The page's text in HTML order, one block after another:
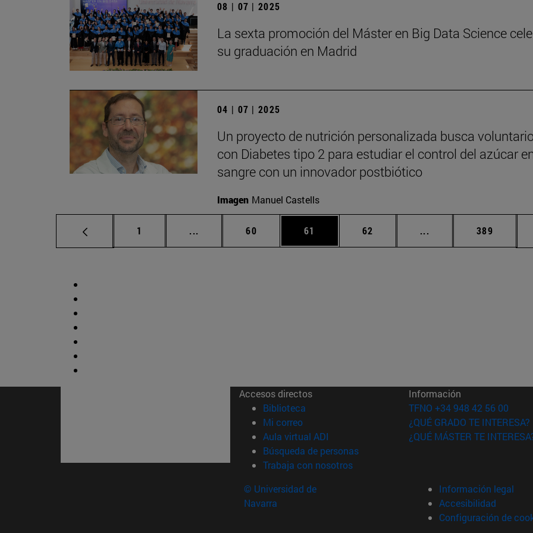
08 | 07 | 2025
La sexta promoción del Máster en Big Data Science
su graduación en Madrid
04 | 07 | 2025
Un proyecto de nutrición personalizada busca
con Diabetes tipo 2 para estudiar el control del azúcar
sangre con un innovador postbiótico
Imagen Manuel Castells
Página
1 ... Páginas intermedias Use TAB para desplazarse.
Página
60 Página
61 Página
62 ... Páginas intermedias
Página
389
Accesos directos
Biblioteca (abre en nueva ventana)
Mi correo(abre en nueva ventana)
Aula virtual ADI (abre en nueva ventana)
Búsqueda de personas(abre en nueva ventana)
Trabaja con nosotros(abre en nueva ventana)
Información
TFNO +34 948 42 56 00
¿QUÉ GRADO TE INTERESA?
¿QUÉ MÁSTER TE
© Universidad de
Navarra
Información legal
Accesibilidad
Configuración de